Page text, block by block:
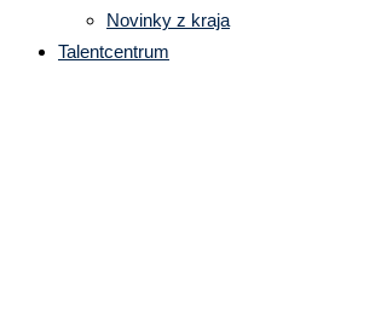
Novinky z kraja
Talentcentrum